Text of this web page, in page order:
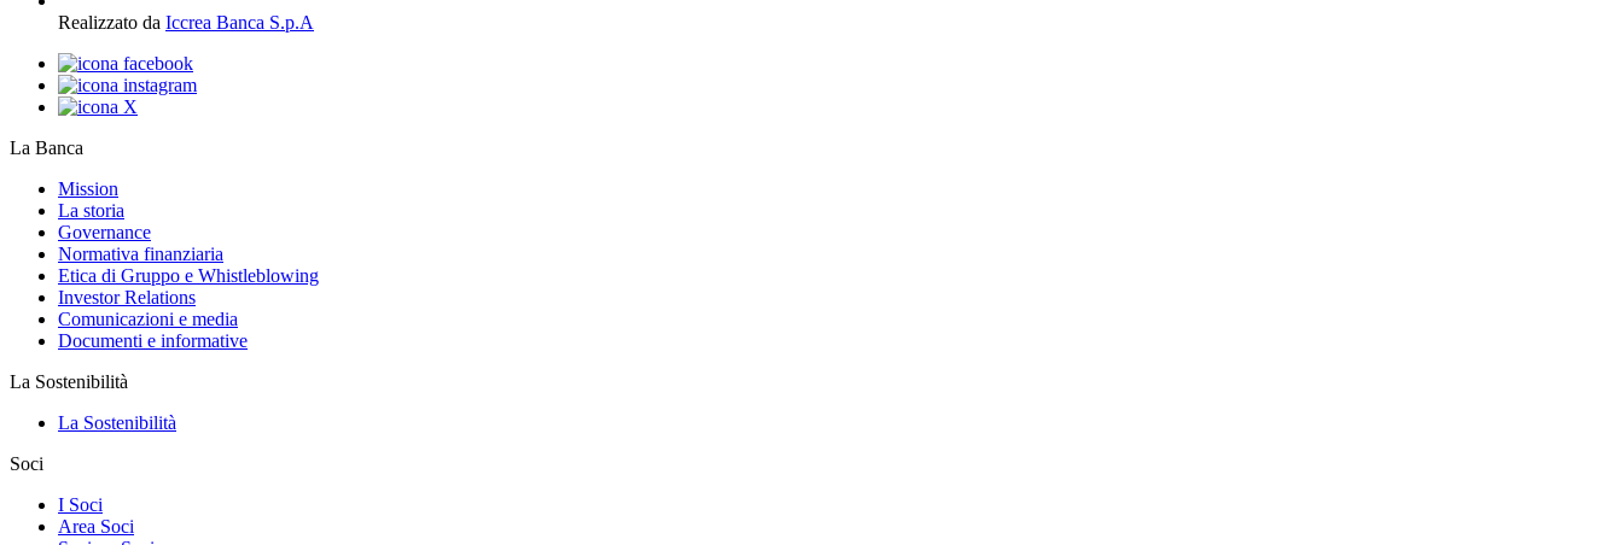
Realizzato da Iccrea Banca S.p.A
La Banca
Mission
La storia
Governance
Normativa finanziaria
Etica di Gruppo e Whistleblowing
Investor Relations
Comunicazioni e media
Documenti e informative
La Sostenibilità
La Sostenibilità
Soci
I Soci
Area Soci